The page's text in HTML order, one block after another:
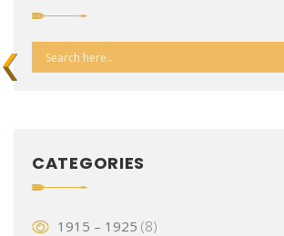
CATEGORIES
1915 – 1925 (8)